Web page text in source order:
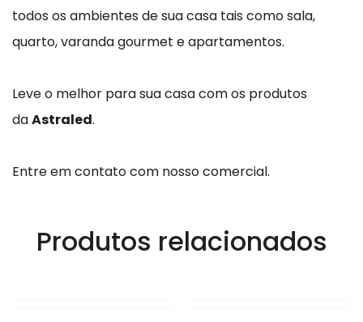
todos os ambientes de sua casa tais como sala,
quarto, varanda gourmet e apartamentos.
Leve o melhor para sua casa com os produtos
daAstraled.
Entre em contato com nosso comercial.
Produtos relacionados